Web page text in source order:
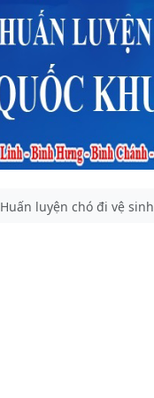
Huấn luyện chó đi vệ sinh